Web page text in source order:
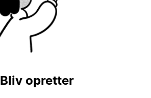
Bliv opretter